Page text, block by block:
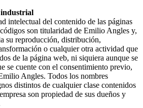
industrial
intelectual del contenido de las páginas
son titularidad de Emilio Angles y,
su reproducción, distribución,
o cualquier otra actividad que
de la página web, ni siquiera aunque se
se cuente con el consentimiento previo,
Angles. Todos los nombres
distintos de cualquier clase contenidos
son propiedad de sus dueños y